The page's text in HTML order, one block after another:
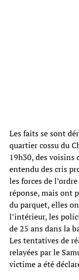
Les faits se sont
quartier cossu du
19h30, des voisins
entendu des cris
les forces de
réponse, mais ont
du parquet, elles
l’intérieur, les
de 25 ans dans la
Les tentatives de
relayées par le
victime a été